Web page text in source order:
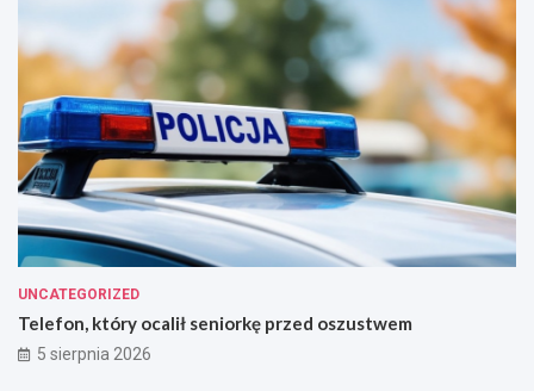
UNCATEGORIZED
Telefon, który ocalił seniorkę przed oszustwem
5 sierpnia 2026